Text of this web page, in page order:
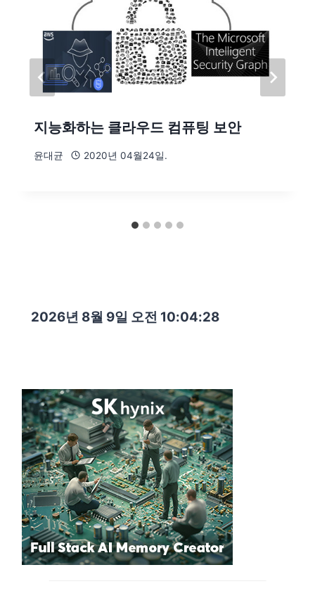
지능화하는 클라우드 컴퓨팅 보안
윤대균 2020년 04월24일.
2026년 8월 9일 오전 10:04:29